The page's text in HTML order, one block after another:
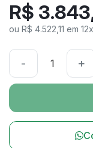
R$
ou R$ 4.522,11 em
- +